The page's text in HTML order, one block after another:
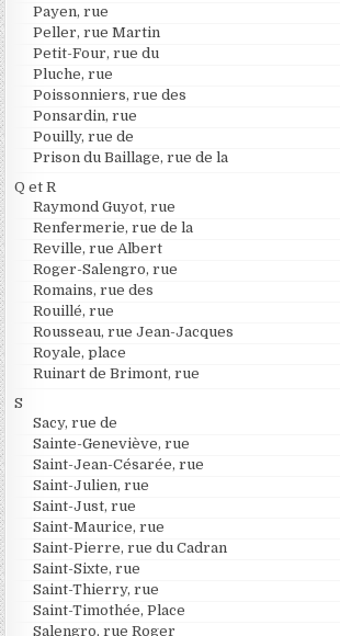
Payen, rue
Peller, rue Martin
Petit-Four, rue du
Pluche, rue
Poissonniers, rue des
Ponsardin, rue
Pouilly, rue de
Prison du Baillage, rue de la
Q et R
Raymond Guyot, rue
Renfermerie, rue de la
Reville, rue Albert
Roger-Salengro, rue
Romains, rue des
Rouillé, rue
Rousseau, rue Jean-Jacques
Royale, place
Ruinart de Brimont, rue
S
Sacy, rue de
Sainte-Geneviève, rue
Saint-Jean-Césarée, rue
Saint-Julien, rue
Saint-Just, rue
Saint-Maurice, rue
Saint-Pierre, rue du Cadran
Saint-Sixte, rue
Saint-Thierry, rue
Saint-Timothée, Place
Salengro, rue Roger